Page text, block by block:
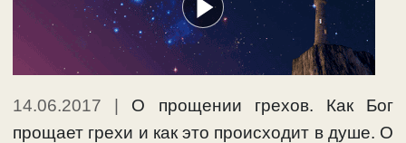
14.06.2017
О прощении грехов. Как Бог
прощает грехи и как это происходит в душе. О